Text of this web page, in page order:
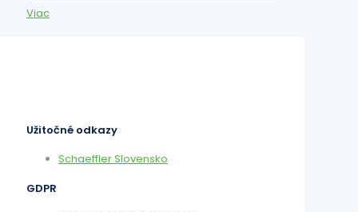
Viac
Užitočné odkazy
Schaeffler Slovensko
GDPR